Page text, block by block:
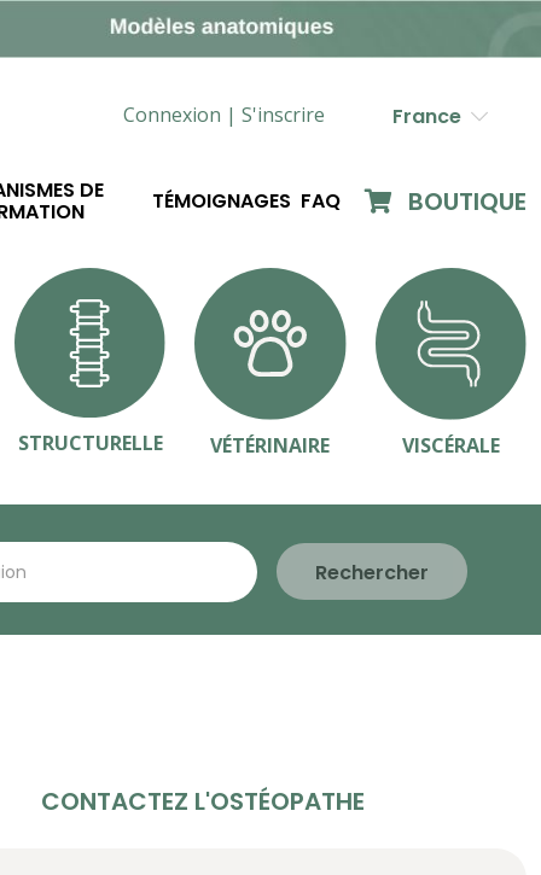
Connexion | S'inscrire France
DE TÉMOIGNAGES FAQ BOUTIQUE
STRUCTURELLE VÉTÉRINAIRE VISCÉRALE
Rechercher
CONTACTEZ L'OSTÉOPATHE